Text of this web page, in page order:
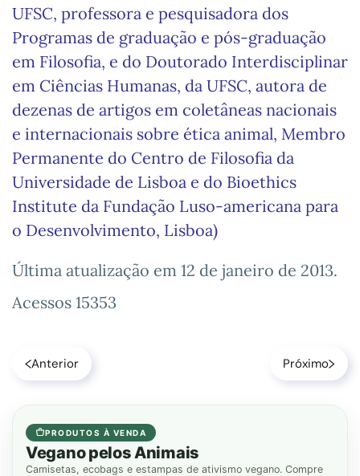
UFSC, professora e pesquisadora dos
Programas de graduação e pós-graduação
em Filosofia, e do Doutorado Interdisciplinar
em Ciências Humanas, da UFSC, autora de
dezenas de artigos em coletâneas nacionais
e internacionais sobre ética animal, Membro
Permanente do Centro de Filosofia da
Universidade de Lisboa e do Bioethics
Institute da Fundação Luso-americana para
o Desenvolvimento, Lisboa)
Última atualização em 12 de janeiro de 2013.
Acessos 15353
Anterior Próximo
PRODUTOS À VENDA
Vegano pelos Animais
Camisetas, ecobags e estampas de ativismo vegano. Compre